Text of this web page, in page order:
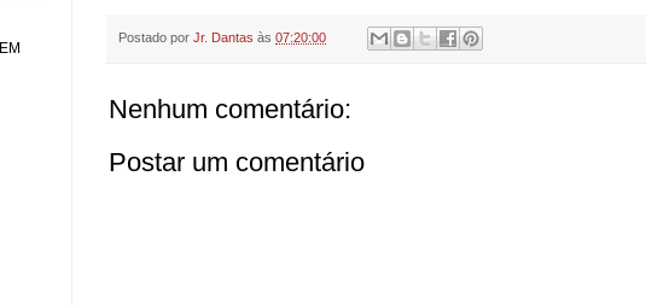
Postado por Jr. Dantas às 07:20:00
Nenhum comentário:
Postar um comentário